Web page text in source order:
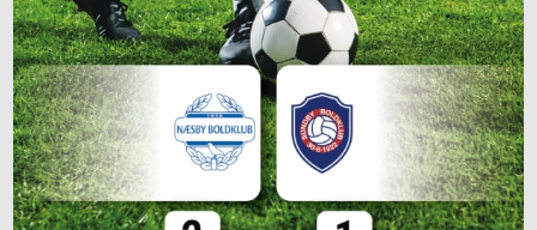
Navn
Jeg vil gerne modtage et nyhedsoverblik, samt
relevante tilbud og brugerfordele på mail. Det er altid
muligt at afmelde.
Privatlivspolitik.